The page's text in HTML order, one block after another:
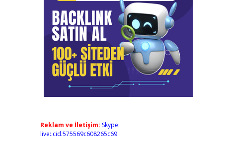
Reklam ve İletişim: Skype:
live:.cid.575569c608265c69